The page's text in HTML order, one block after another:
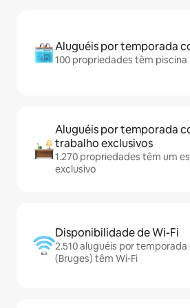
Aluguéis por temporada
100 propriedades têm piscina
Aluguéis por temporada
trabalho exclusivos
1.270 propriedades têm um
exclusivo
Disponibilidade de Wi-Fi
2.510 aluguéis por
(Bruges) têm Wi-Fi